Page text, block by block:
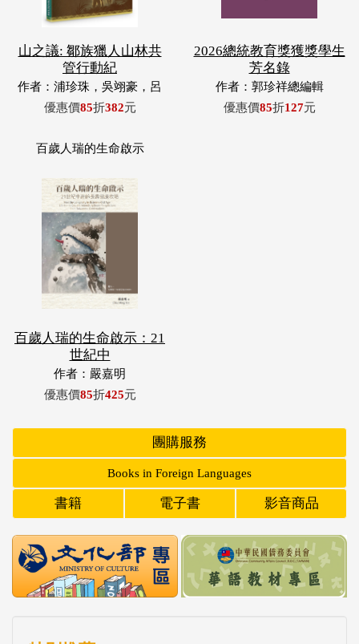
山之議: 鄒族獵人山林共
管行動紀
作者：浦珍珠，吳翊豪，呂
翊齊，張惠東，許玉青，王
優惠價85折382元
2026總統教育獎獲獎學生
芳名錄
作者：郭珍祥總編輯
優惠價85折127元
百歲人瑞的生命啟示
百歲人瑞的生命啟示：21
世紀中
作者：嚴嘉明
優惠價85折425元
團購服務
Books in Foreign Languages
書籍 電子書 影音商品